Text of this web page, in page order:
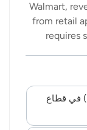
Walmart,
from retail
requires
MHz on
Home
Luggage,
تقنية تحديد الهوية بموجات الراديو (RFID) في قطاع